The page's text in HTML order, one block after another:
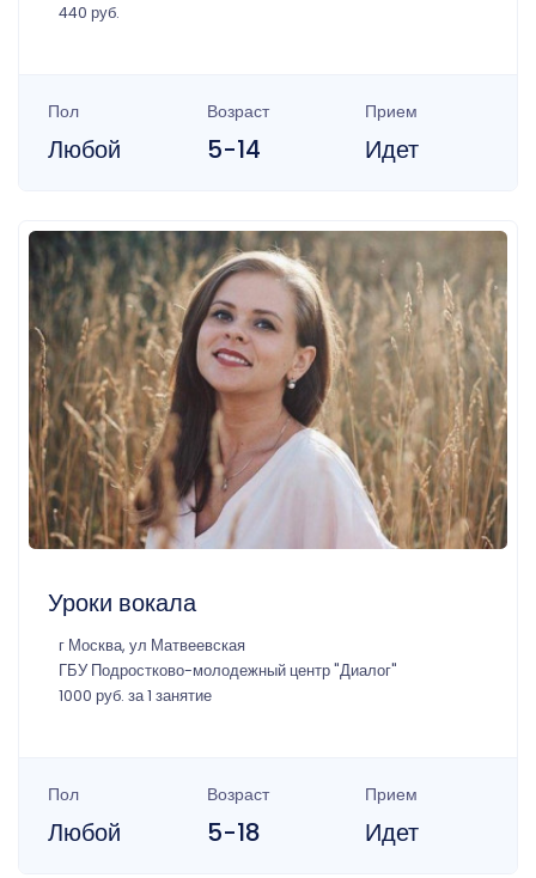
440 руб.
Пол
Любой
Возраст
5-14
Прием
Идет
Уроки вокала
г Москва, ул Матвеевская
ГБУ Подростково-молодежный центр "Диалог"
1000 руб. за 1 занятие
Пол
Любой
Возраст
5-18
Прием
Идет